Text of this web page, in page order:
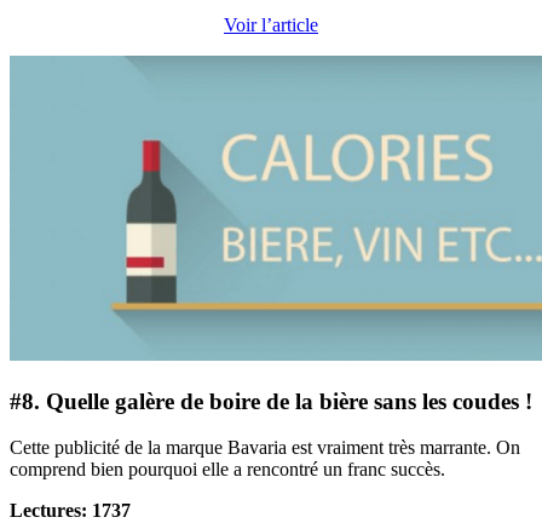
Voir l’article
#8. Quelle galère de boire de la bière sans les coudes !
Cette publicité de la marque Bavaria est vraiment très marrante. On
comprend bien pourquoi elle a rencontré un franc succès.
Lectures: 1737